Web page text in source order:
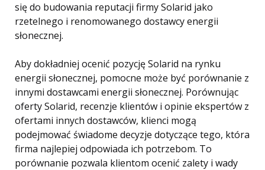
się do budowania reputacji firmy Solarid jako
rzetelnego i renomowanego dostawcy energii
słonecznej.
Aby dokładniej ocenić pozycję Solarid na rynku
energii słonecznej, pomocne może być porównanie z
innymi dostawcami energii słonecznej. Porównując
oferty Solarid, recenzje klientów i opinie ekspertów z
ofertami innych dostawców, klienci mogą
podejmować świadome decyzje dotyczące tego, która
firma najlepiej odpowiada ich potrzebom. To
porównanie pozwala klientom ocenić zalety i wady